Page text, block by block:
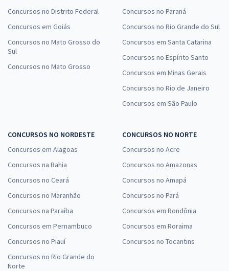
Concursos no Distrito Federal
Concursos em Goiás
Concursos no Mato Grosso do
Sul
Concursos no Mato Grosso
Concursos no Paraná
Concursos no Rio Grande do Sul
Concursos em Santa Catarina
Concursos no Espírito Santo
Concursos em Minas Gerais
Concursos no Rio de Janeiro
Concursos em São Paulo
CONCURSOS NO NORDESTE
Concursos em Alagoas
Concursos na Bahia
Concursos no Ceará
Concursos no Maranhão
Concursos na Paraíba
Concursos em Pernambuco
Concursos no Piauí
Concursos no Rio Grande do
Norte
CONCURSOS NO NORTE
Concursos no Acre
Concursos no Amazonas
Concursos no Amapá
Concursos no Pará
Concursos em Rondônia
Concursos em Roraima
Concursos no Tocantins